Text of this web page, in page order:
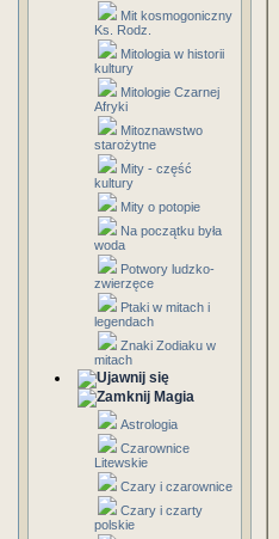
Mit kosmogoniczny
Ks. Rodz.
Mitologia w historii
kultury
Mitologie Czarnej
Afryki
Mitoznawstwo
starożytne
Mity - część
kultury
Mity o potopie
Na początku była
woda
Potwory ludzko-
zwierzęce
Ptaki w mitach i
legendach
Znaki Zodiaku w
mitach
Magia
Astrologia
Czarownice
Litewskie
Czary i czarownice
Czary i czarty
polskie